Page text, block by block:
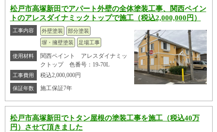
松戸市高塚新田でアパート外壁の全体塗装工事、関西ペイン
トのアレスダイナミックトップで施工（税込2,000,000円）
工事内容 外壁塗装
部分塗装
塀・擁壁塗装
足場工事
使用材料
関西ペイント アレスダイナミッ
クトップ 色番号：19-70L
工事費用 税込2,000,000円
保証年数 施工保証7年
松戸市高塚新田でトタン屋根の塗装工事を施工（税込40万
円）させて頂きました